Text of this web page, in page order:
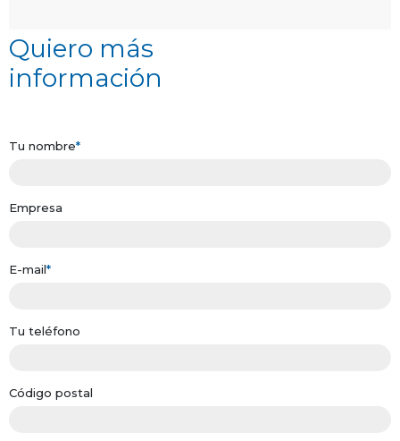
Quiero más
información
Tu nombre*
Empresa
E-mail*
Tu teléfono
Código postal